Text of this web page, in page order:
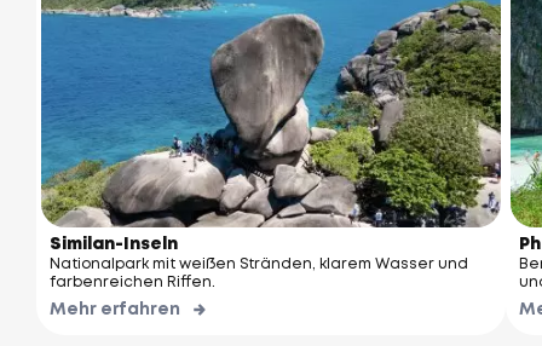
Similan-Inseln
Nationalpark mit weißen Stränden, klarem Wasser und
farbenreichen Riffen.
Mehr erfahren